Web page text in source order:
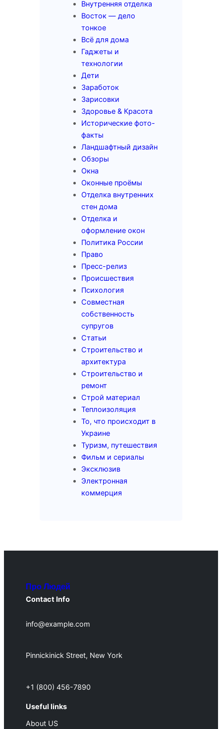
Внутренняя отделка
Восток — дело
тонкое
Всё для дома
Гаджеты и
технологии
Дети
Заработок
Зарисовки
Здоровье & Красота
Исторические фото-
факты
Ландшафтный дизайн
Обзоры
Окна
Оконные проёмы
Отделка внутренних
стен дома
Отделка и
оформление окон
Политика России
Право
Пресс-релиз
Происшествия
Психология
Совместная
собственность
супругов
Статьи
Строительство и
архитектура
Строительство и
ремонт
Строй материал
Теплоизоляция
То, что происходит в
Украине
Туризм, путешествия
Фильм и сериалы
Эксклюзив
Электронная
коммерция
Про Людей
Contact Info
info@example.com
Pinnickinick Street, New York
+1 (800) 456-7890
Useful links
About US